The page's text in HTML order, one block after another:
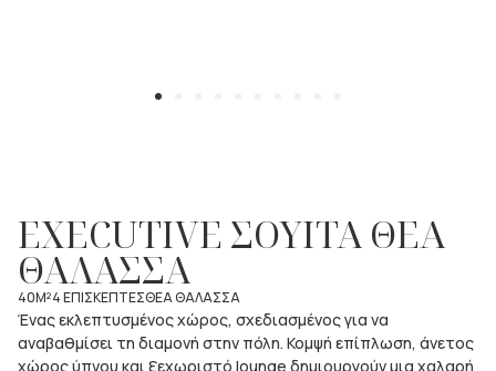
EXECUTIVE ΣΟΥΙΤΑ ΘΕΑ
ΘΑΛΑΣΣΑ
40M²4 ΕΠΙΣΚΕΠΤΕΣΘΕΑ ΘΑΛΑΣΣΑ
Ένας εκλεπτυσμένος χώρος, σχεδιασμένος για να
αναβαθμίσει τη διαμονή στην πόλη. Κομψή επίπλωση, άνετος
χώρος ύπνου και ξεχωριστό lounge δημιουργούν μια χαλαρή